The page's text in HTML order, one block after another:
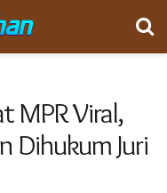
MPR Viral,
Dihukum Juri